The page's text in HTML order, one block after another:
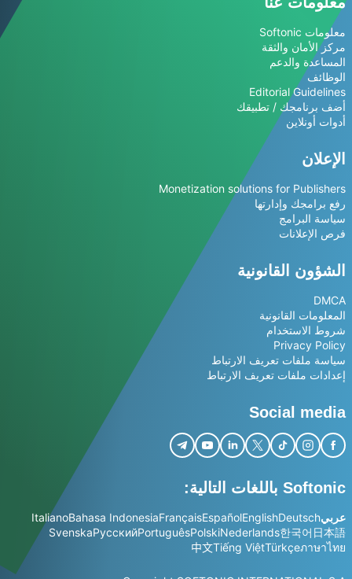
معلومات Softonic
مركز الأمان والثقة
المساعدة والدعم
الوظائف
Editorial Guidelines
أضف برنامجك / تطبيقك
أدوات أونلاين
الإعلان
Monetization solutions for Publishers
رفع برامجك وإدارتها
سياسة البرامج
فرص الإعلانات
الشؤون القانونية
DMCA
المعلومات القانونية
شروط الاستخدام
Privacy Policy
سياسة ملفات تعريف الارتباط
إعدادات ملفات تعريف الارتباط
Social media
Softonic باللغات التالية:
عربيDeutsch
English
Español
Français
Bahasa Indonesia
Italiano
日本語
한국어
Nederlands
Polski
Português
Русский
Svenska
ภาษาไทย
Türkçe
Tiếng Việt
中文